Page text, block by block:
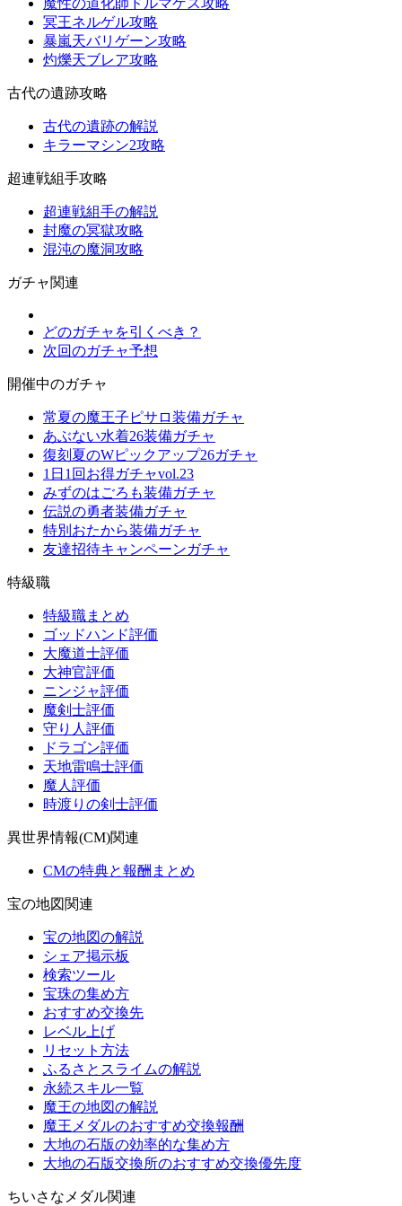
魔性の道化師ドルマゲス攻略
冥王ネルゲル攻略
暴嵐天バリゲーン攻略
灼爍天ブレア攻略
古代の遺跡攻略
古代の遺跡の解説
キラーマシン2攻略
超連戦組手攻略
超連戦組手の解説
封魔の冥獄攻略
混沌の魔洞攻略
ガチャ関連
どのガチャを引くべき？
次回のガチャ予想
開催中のガチャ
常夏の魔王子ピサロ装備ガチャ
あぶない水着26装備ガチャ
復刻夏のWピックアップ26ガチャ
1日1回お得ガチャvol.23
みずのはごろも装備ガチャ
伝説の勇者装備ガチャ
特別おたから装備ガチャ
友達招待キャンペーンガチャ
特級職
特級職まとめ
ゴッドハンド評価
大魔道士評価
大神官評価
ニンジャ評価
魔剣士評価
守り人評価
ドラゴン評価
天地雷鳴士評価
魔人評価
時渡りの剣士評価
異世界情報(CM)関連
CMの特典と報酬まとめ
宝の地図関連
宝の地図の解説
シェア掲示板
検索ツール
宝珠の集め方
おすすめ交換先
レベル上げ
リセット方法
ふるさとスライムの解説
永続スキル一覧
魔王の地図の解説
魔王メダルのおすすめ交換報酬
大地の石版の効率的な集め方
大地の石版交換所のおすすめ交換優先度
ちいさなメダル関連